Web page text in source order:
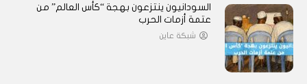
السودانيون ينتزعون بهجة “كأس العالم” من
عتمة أزمات الحرب
شبكة عاين